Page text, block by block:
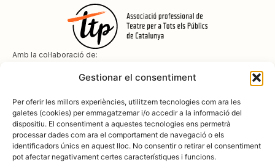
Gestionar el consentiment
Per oferir les millors experiències, utilitzem tecnologies com ara les
galetes (cookies) per emmagatzemar i/o accedir a la informació del
dispositiu. El consentiment a aquestes tecnologies ens permetrà
processar dades com ara el comportament de navegació o els
identificadors únics en aquest lloc. No consentir o retirar el consentiment
pot afectar negativament certes característiques i funcions.
Amb la col·laboració de:
Amb el suport de